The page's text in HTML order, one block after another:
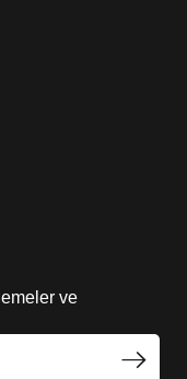
ve